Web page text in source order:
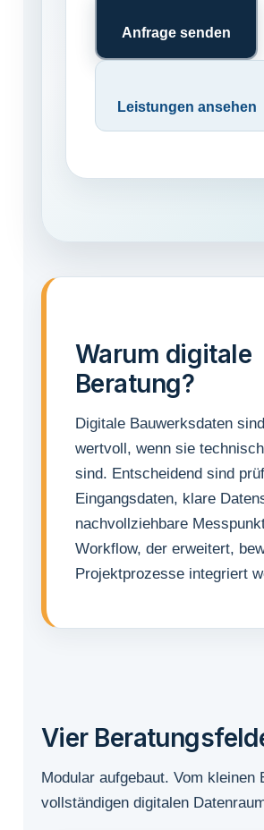
Anfrage senden
Leistungen ansehen
Warum digitale
Beratung?
Digitale Bauwerksdaten
wertvoll, wenn sie
sind. Entscheidend sind
Eingangsdaten, klare
nachvollziehbare
Workflow, der erweitert,
Projektprozesse integriert
Vier
Modular aufgebaut. Vom kleinen
vollständigen digitalen